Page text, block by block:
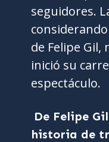
seguidores.
de Felipe Gil,
inició su
espectáculo.
De Felipe
historia de